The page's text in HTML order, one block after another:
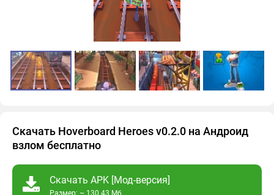
Скачать Hoverboard Heroes v0.2.0 на Андроид
взлом бесплатно
Скачать APK [Мод-версия]
Размер: ~ 130.43 Мб